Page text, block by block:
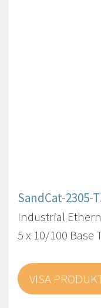
SandCat-2305-
Industrial
5 x 10/100 Base
VISA